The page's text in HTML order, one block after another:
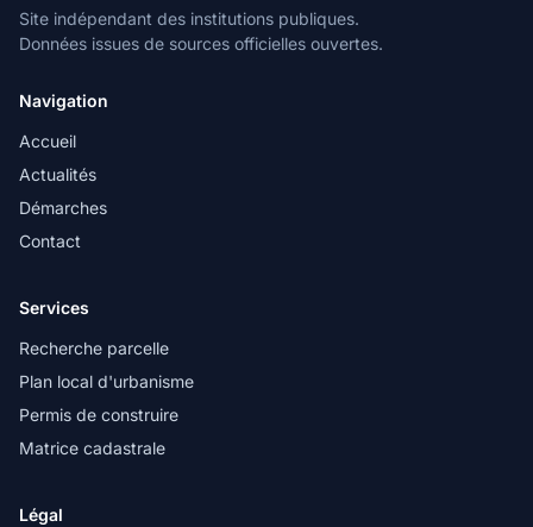
Site indépendant des institutions publiques.
Données issues de sources officielles ouvertes.
Navigation
Accueil
Actualités
Démarches
Contact
Services
Recherche parcelle
Plan local d'urbanisme
Permis de construire
Matrice cadastrale
Légal